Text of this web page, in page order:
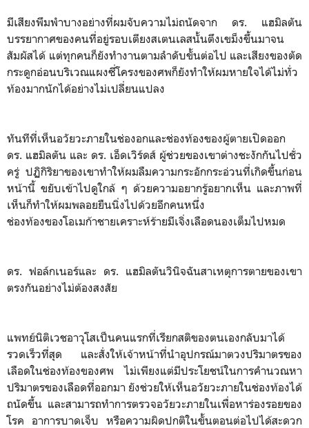
มีเสียงพึมพำบางอย่างที่ผมจับความไม่ถนัดจาก ดร. แฮมิลตัน
บรรยากาศของคนที่อยู่รอบเตียงสเตนเลสนั้นตึงเขม็งขึ้นมาจน
สัมผัสได้ แต่ทุกคนก็ยังทำงานตามลำดับขั้นต่อไป และเสียงของตัด
กระดูกอ่อนบริเวณแผงซี่โครงของศพก็ยังทำให้ผมหายใจได้ไม่ทั่ว
ท้องมากนักได้อย่างไม่เปลี่ยนแปลง
ทันทีที่เห็นอวัยวะภายในช่องอกและช่องท้องของผู้ตายเปิดออก
ดร. แฮมิลตัน และ ดร. เอ็ดเวิร์ดส์ ผู้ช่วยของเขาต่างชะงักกันไปชั่ว
ครู่ ปฏิกิริยาของเขาทำให้ผมลืมความกระอักกระอ่วนที่เกิดขึ้นก่อน
หน้านี้ ขยับเข้าไปดูใกล้ ๆ ด้วยความอยากรู้อยากเห็น และภาพที่
เห็นก็ทำให้ผมพลอยยืนนิ่งไปด้วยอีกคนหนึ่ง
ช่องท้องของโอเมก้าชายเคราะห์ร้ายมีเจิ่งเลือดนองเต็มไปหมด
ดร. ฟอล์กเนอร์และ ดร. แฮมิลตันวินิจฉันสาเหตุการตายของเขา
ตรงกันอย่างไม่ต้องสงสัย
แพทย์นิติเวชอาวุโสเป็นคนแรกที่เรียกสติของตนเองกลับมาได้
รวดเร็วที่สุด และสั่งให้เจ้าหน้าที่นำอุปกรณ์มาตวงปริมาตรของ
เลือดในช่องท้องของศพ ไม่เพียงแต่มีประโยชน์ในการคำนวณหา
ปริมาตรของเลือดที่ออกมา ยังช่วยให้เห็นอวัยวะภายในช่องท้องได้
ถนัดขึ้น และสามารถทำการตรวจอวัยวะภายในเพื่อหาร่องรอยของ
โรค อาการบาดเจ็บ หรือความผิดปกติในขั้นตอนต่อไปได้สะดวก